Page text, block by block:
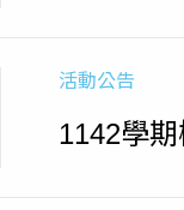
活動公告
1142學